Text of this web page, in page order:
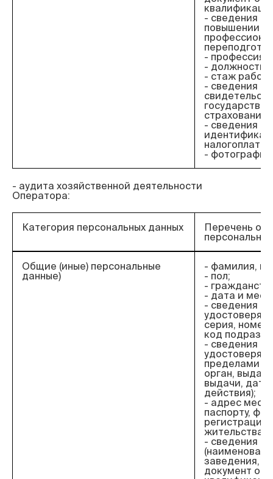
- сведения
повышении
- профессия;
- должность;
- стаж
- сведения о
страхования;
- сведения об
-
- аудита хозяйственной деятельности
Категория персональных данных
Перечень
Общие (иные) персональные
данные)
- фамилия,
- пол;
-
- дата и
- сведения о
серия,
код
- сведения о
пределами
орган,
выдачи, дата
действия);
- адрес
паспорту,
регистрации
жительства;
- сведения
заведения,
документ об